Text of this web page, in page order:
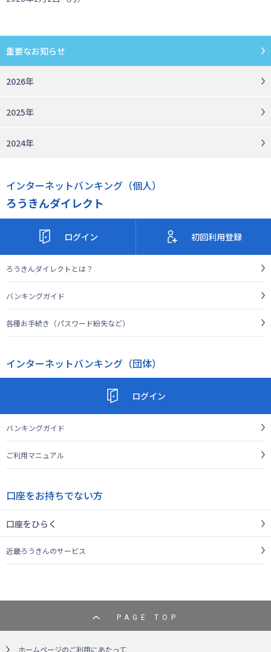
重要なお知らせ
2026年
2025年
2024年
インターネットバンキング（個人）
ろうきんダイレクト
ログイン 初回利用登録
ろうきんダイレクトとは？
バンキングガイド
各種お手続き（パスワード紛失など）
インターネットバンキング（団体）
ログイン
バンキングガイド
ご利用マニュアル
口座をお持ちでない方
口座をひらく
近畿ろうきんのサービス
PAGE TOP
ホームページのご利用にあたって